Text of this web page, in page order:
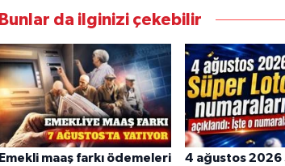
Bunlar da ilginizi çekebilir
Emekli maaş farkı ödemeleri
4 ağustos 2026